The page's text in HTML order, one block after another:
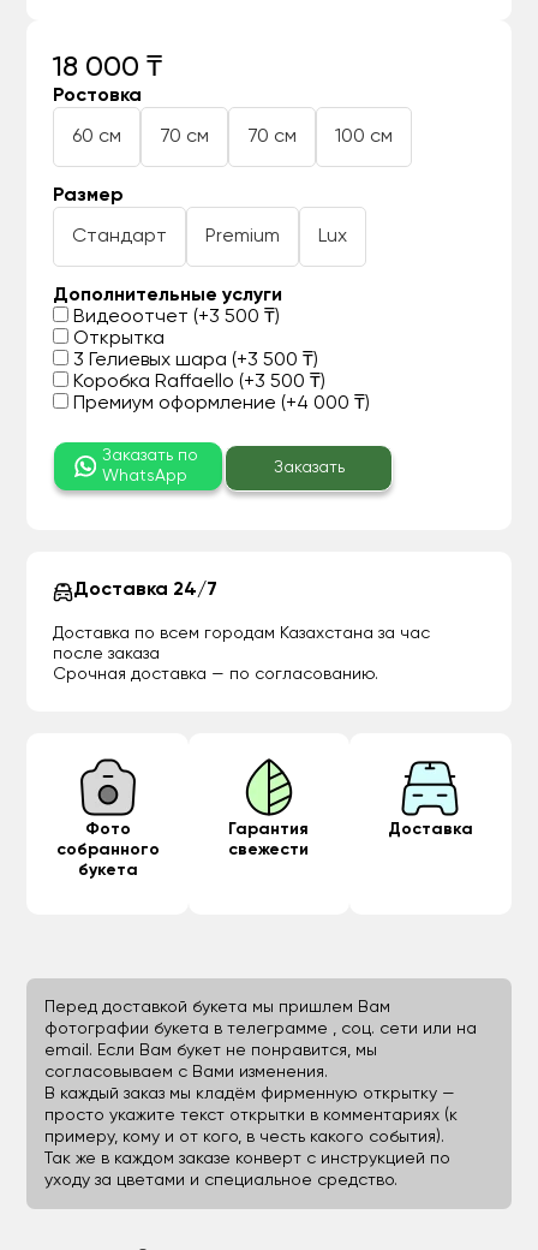
18 000 ₸
Ростовка
60 см 70 см 70 см 100 см
Размер
Стандарт Premium Lux
Дополнительные услуги
Видеоотчет (+3 500 ₸)
Открытка
3 Гелиевых шара (+3 500 ₸)
Коробка Raffaello (+3 500 ₸)
Премиум оформление (+4 000 ₸)
Заказать по
WhatsApp
Заказать
Доставка 24/7
Доставка по всем городам Казахстана за час
после заказа
Срочная доставка — по согласованию.
Фото
собранного
букета
Гарантия
свежести
Доставка
Перед доставкой букета мы пришлем Вам
фотографии букета в телеграмме , соц. сети или на
email. Если Вам букет не понравится, мы
согласовываем с Вами изменения.
В каждый заказ мы кладём фирменную открытку —
просто укажите текст открытки в комментариях (к
примеру, кому и от кого, в честь какого события).
Так же в каждом заказе конверт с инструкцией по
уходу за цветами и специальное средство.